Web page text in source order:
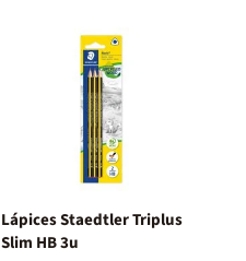
Lápices Staedtler Triplus
Slim HB 3u